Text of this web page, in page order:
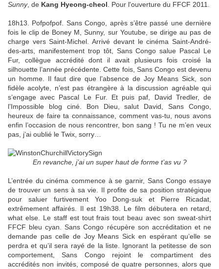
Sunny, de Kang Hyeong-cheol . Pour l'ouverture du FFCF 2011.
18h13. Pofpofpof. Sans Congo, après s’être passé une dernière
fois le clip de Boney M, Sunny, sur Youtube, se dirige au pas de
charge vers Saint-Michel. Arrivé devant le cinéma Saint-André-
des-arts, manifestement trop tôt, Sans Congo salue Pascal Le
Fur, collègue accrédité dont il avait plusieurs fois croisé la
silhouette l’année précédente. Cette fois, Sans Congo est devenu
un homme. Il faut dire que l’absence de Joy Means Sick, son
fidèle acolyte, n’est pas étrangère à la discussion agréable qui
s’engage avec Pascal Le Fur. Et puis paf, David Tredler, de
l’Impossible blog ciné. Bon Dieu, salut David, Sans Congo,
heureux de faire ta connaissance, comment vas-tu, nous avons
enfin l’occasion de nous rencontrer, bon sang ! Tu ne m’en veux
pas, j’ai oublié le Twix, sorry…
En revanche, j’ai un super haut de forme t’as vu ?
L’entrée du cinéma commence à se garnir, Sans Congo essaye
de trouver un sens à sa vie. Il profite de sa position stratégique
pour saluer furtivement Yoo Dong-suk et Pierre Ricadat,
extrêmement affairés. Il est 19h38. Le film débutera en retard,
what else. Le staff est tout frais tout beau avec son sweat-shirt
FFCF bleu cyan. Sans Congo récupère son accréditation et ne
demande pas celle de Joy Means Sick en espérant qu’elle se
perdra et qu’il sera rayé de la liste. Ignorant la petitesse de son
comportement, Sans Congo rejoint le compartiment des
accrédités non invités, composé de quatre personnes, alors que